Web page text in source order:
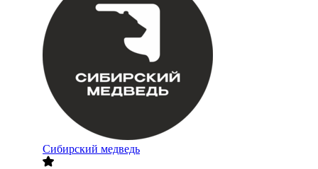
Сибирский медведь